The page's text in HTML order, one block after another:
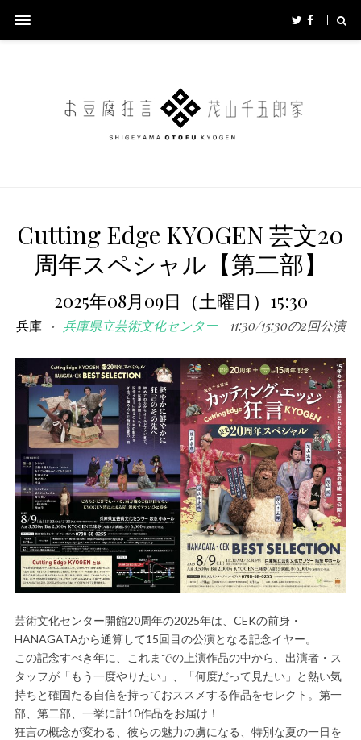
Cutting Edge KYOGEN 芸文20
周年スペシャル【第二部】
2025年08月09日（土曜日）15:30
兵庫 兵庫県立芸術文化センター11:30/15:30の2回公演
芸術文化センター開館20周年の2025年は、CEKの前身・
HANAGATAから通算して15回目の公演となる記念イヤー。
この記念すべき年に、これまでの上演作品の中から、出演者・ス
タッフが「もう一度やりたい」、「何度だって見たい」と熱い気
持ちと確固たる自信を持っておススメする作品をセレクト。第一
部、第二部、一挙に計10作品をお届け！
狂言の概念が変わる、彼らの魅力の虜になる、特別な夏の一日を